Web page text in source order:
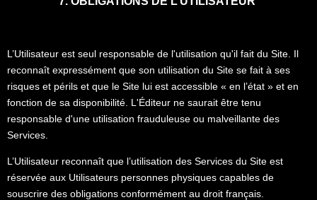
L’Utilisateur est seul responsable de l'utilisation qu'il fait du Site. Il
reconnaît expressément que son utilisation du Site se fait à ses
risques et périls et que le Site lui est accessible « en l’état » et en
fonction de sa disponibilité. L'Éditeur ne saurait être tenu
responsable d'une utilisation frauduleuse ou malveillante des
Services.
L’Utilisateur reconnaît que l’utilisation des Services du Site est
réservée aux Utilisateurs personnes physiques capables de
souscrire des obligations conformément au droit français.